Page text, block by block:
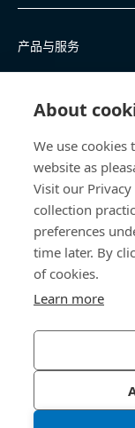
About
We use cookies
website as
Visit our
collection
preferences
time later. By
of cookies.
Learn more
产品与服务
关于我们
联系我们
china@bossard.com